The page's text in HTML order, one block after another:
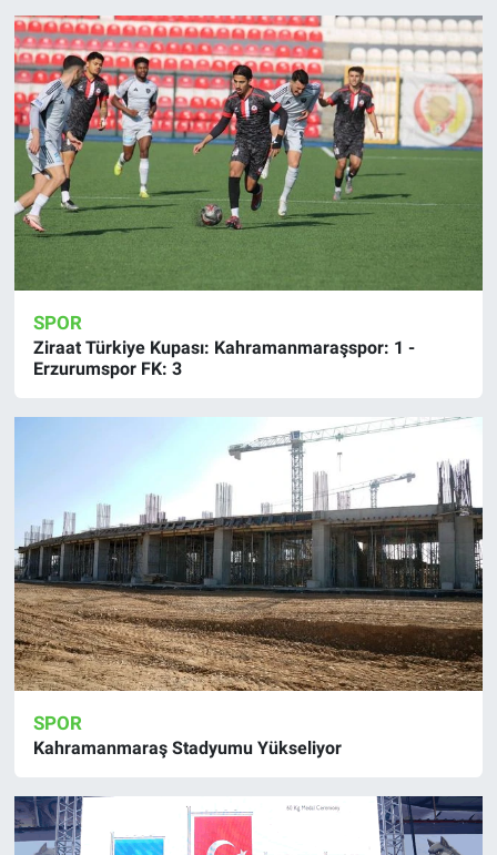
SPOR
Ziraat Türkiye Kupası: Kahramanmaraşspor: 1 -
Erzurumspor FK: 3
SPOR
Kahramanmaraş Stadyumu Yükseliyor